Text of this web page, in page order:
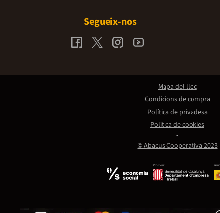
Segueix-nos
Promou:
© Abacus Cooperativa 2023
Mapa del lloc
Condicions de compra
Política de privadesa
Política de cookies